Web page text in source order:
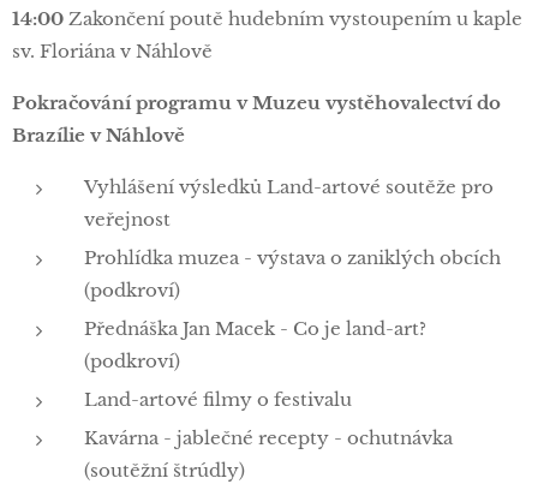
14:00 Zakončení poutě hudebním vystoupením u kaple
sv. Floriána v Náhlově
Pokračování programu v Muzeu vystěhovalectví do
Brazílie v Náhlově
Vyhlášení výsledků Land-artové soutěže pro
veřejnost
Prohlídka muzea - výstava o zaniklých obcích
(podkroví)
Přednáška Jan Macek - Co je land-art?
(podkroví)
Land-artové filmy o festivalu
Kavárna - jablečné recepty - ochutnávka
(soutěžní štrúdly)